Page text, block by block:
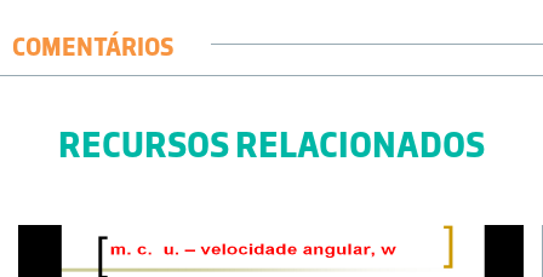
COMENTÁRIOS
RECURSOS RELACIONADOS